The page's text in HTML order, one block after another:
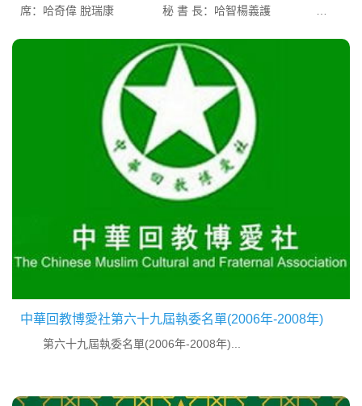
席：哈奇偉 脫瑞康 秘 書 長：哈智楊義護
生 宗 教：薩成顯哈智 學 務：脫新
中華回教博愛社第六十九屆執委名單(2006年-2008年)
第六十九屆執委名單(2006年-2008年)...